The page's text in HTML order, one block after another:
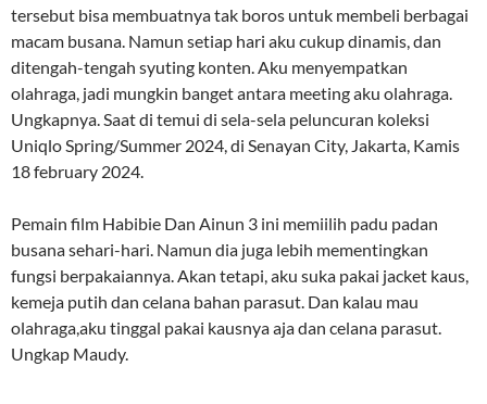
tersebut bisa membuatnya tak boros untuk membeli berbagai
macam busana. Namun setiap hari aku cukup dinamis, dan
ditengah-tengah syuting konten. Aku menyempatkan
olahraga, jadi mungkin banget antara meeting aku olahraga.
Ungkapnya. Saat di temui di sela-sela peluncuran koleksi
Uniqlo Spring/Summer 2024, di Senayan City, Jakarta, Kamis
18 february 2024.
Pemain film Habibie Dan Ainun 3 ini memiilih padu padan
busana sehari-hari. Namun dia juga lebih mementingkan
fungsi berpakaiannya. Akan tetapi, aku suka pakai jacket kaus,
kemeja putih dan celana bahan parasut. Dan kalau mau
olahraga,aku tinggal pakai kausnya aja dan celana parasut.
Ungkap Maudy.